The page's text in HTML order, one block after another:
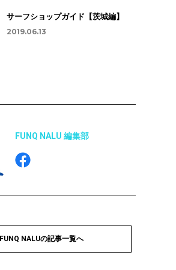
サーフショップガイド【茨城編】
2019.06.13
FUNQ NALU 編集部
FUNQ NALUの記事一覧へ